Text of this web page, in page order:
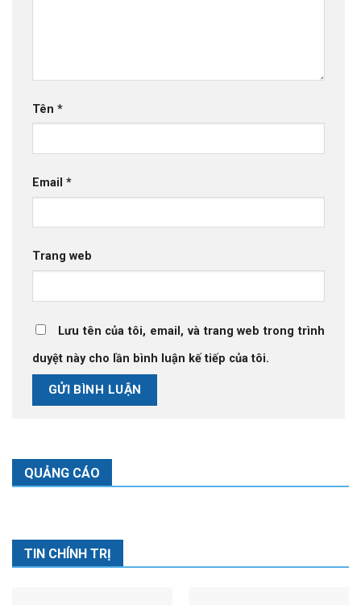
Tên *
Email *
Trang web
Lưu tên của tôi, email, và trang web trong trình
duyệt này cho lần bình luận kế tiếp của tôi.
QUẢNG CÁO
TIN CHÍNH TRỊ